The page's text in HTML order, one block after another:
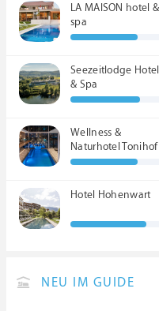
LA MAISON hotel &
spa
Seezeitlodge Hotel
& Spa
Wellness &
Naturhotel Tonihof
****S
Hotel Hohenwart
NEU IM GUIDE